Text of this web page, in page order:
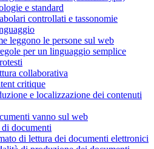
e standard
controllati e tassonomie
leggono le persone sul web
per un linguaggio semplice
collaborativa
critique
e localizzazione dei contenuti
vanno sul web
documenti
di lettura dei documenti elettronici